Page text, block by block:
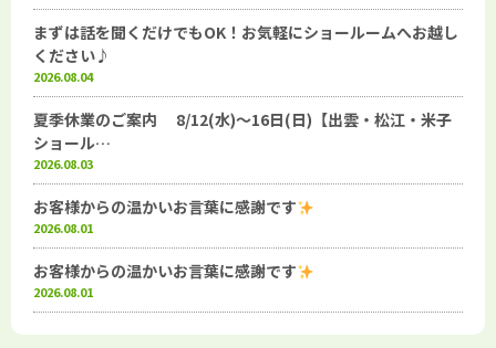
まずは話を聞くだけでもOK！お気軽にショールームへお越し
ください♪
2026.08.04
夏季休業のご案内 8/12(水)～16日(日)【出雲・松江・米子
ショール…
2026.08.03
お客様からの温かいお言葉に感謝です
2026.08.01
お客様からの温かいお言葉に感謝です
2026.08.01